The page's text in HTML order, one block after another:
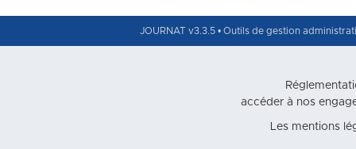
JOURNAT v3.3.5 • Outils de gestion
accéder à nos
Les mentions